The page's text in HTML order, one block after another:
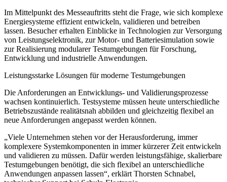
Im Mittelpunkt des Messeauftritts steht die Frage, wie sich komplexe
Energiesysteme effizient entwickeln, validieren und betreiben
lassen. Besucher erhalten Einblicke in Technologien zur Versorgung
von Leistungselektronik, zur Motor- und Batteriesimulation sowie
zur Realisierung modularer Testumgebungen für Forschung,
Entwicklung und industrielle Anwendungen.
Leistungsstarke Lösungen für moderne Testumgebungen
Die Anforderungen an Entwicklungs- und Validierungsprozesse
wachsen kontinuierlich. Testsysteme müssen heute unterschiedliche
Betriebszustände realitätsnah abbilden und gleichzeitig flexibel an
neue Anforderungen angepasst werden können.
„Viele Unternehmen stehen vor der Herausforderung, immer
komplexere Systemkomponenten in immer kürzerer Zeit entwickeln
und validieren zu müssen. Dafür werden leistungsfähige, skalierbare
Testumgebungen benötigt, die sich flexibel an unterschiedliche
Anwendungen anpassen lassen“, erklärt Thorsten Schnabel,